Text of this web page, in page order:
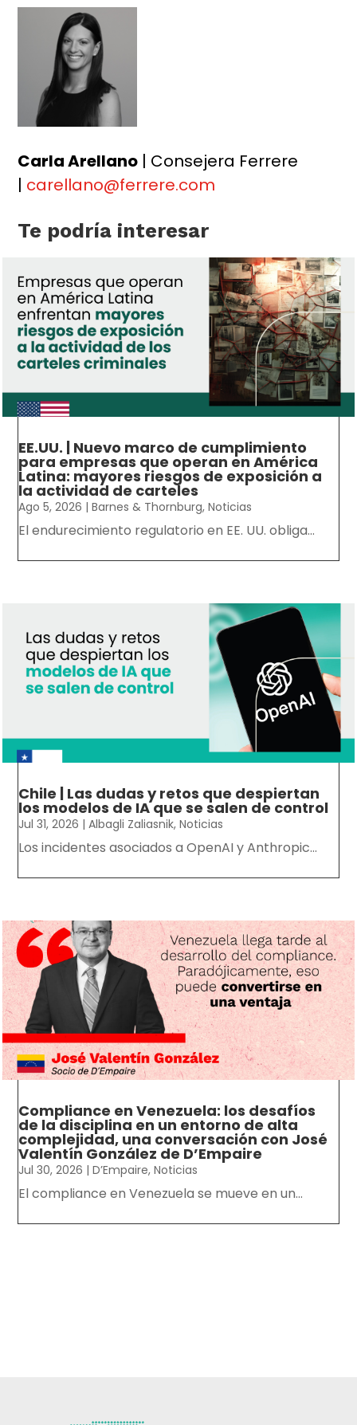
Carla Arellano | Consejera Ferrere
| carellano@ferrere.com
Te podría interesar
EE.UU. | Nuevo marco de cumplimiento
para empresas que operan en América
Latina: mayores riesgos de exposición a
la actividad de carteles
Ago 5, 2026 |Barnes & Thornburg,Noticias
El endurecimiento regulatorio en EE. UU. obliga...
Chile | Las dudas y retos que despiertan
los modelos de IA que se salen de control
Jul 31, 2026 |Albagli Zaliasnik,Noticias
Los incidentes asociados a OpenAI y Anthropic...
Compliance en Venezuela: los desafíos
de la disciplina en un entorno de alta
complejidad, una conversación con José
Valentín González de D’Empaire
Jul 30, 2026 |D’Empaire,Noticias
El compliance en Venezuela se mueve en un...